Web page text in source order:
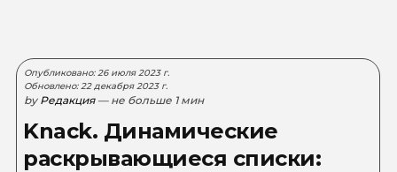
Опубликовано: 26 июля 2023 г.
Обновлено: 22 декабря 2023 г.
by Редакция — не больше 1 мин
Knack. Динамические
раскрывающиеся списки: